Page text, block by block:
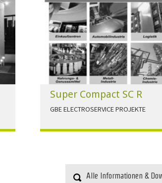
Super Compact SC R
GBE ELECTROSERVICE PROJEKTE
Alle Informationen &